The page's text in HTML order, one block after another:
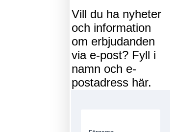
Vill du ha nyheter
och information
om erbjudanden
via e-post? Fyll i
namn och e-
postadress här.